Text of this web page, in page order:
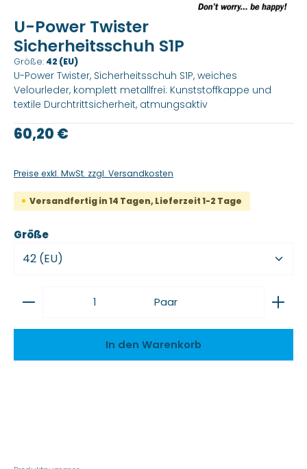
U-Power Twister
Sicherheitsschuh S1P
Größe: 42 (EU)
U-Power Twister, Sicherheitsschuh S1P, weiches
Velourleder, komplett metallfrei: Kunststoffkappe und
textile Durchtrittsicherheit, atmungsaktiv
Regulärer Preis:
60,20 €
Preise exkl. MwSt. zzgl. Versandkosten
Versandfertig in 14 Tagen, Lieferzeit 1-2 Tage
Größeauswählen
Produkt Anzahl: Gib den gewünschten Wert
Paar
In den Warenkorb